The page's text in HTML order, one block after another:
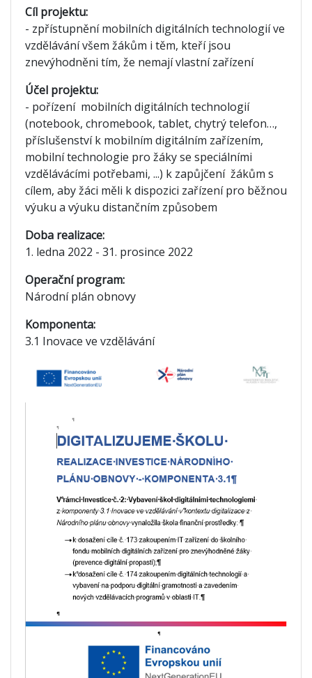
Cíl projektu:
- zpřístupnění mobilních digitálních technologií ve
vzdělávání všem žákům i těm, kteří jsou
znevýhodněni tím, že nemají vlastní zařízení
Účel projektu:
- pořízení mobilních digitálních technologií
(notebook, chromebook, tablet, chytrý telefon…,
příslušenství k mobilním digitálním zařízením,
mobilní technologie pro žáky se speciálními
vzdělávácími potřebami, ...) k zapůjčení žákům s
cílem, aby žáci měli k dispozici zařízení pro běžnou
výuku a výuku distančním způsobem
Doba realizace:
1. ledna 2022 - 31. prosince 2022
Operační program:
Národní plán obnovy
Komponenta:
3.1 Inovace ve vzdělávání